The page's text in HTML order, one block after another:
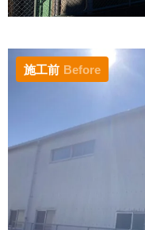
施工前 Before